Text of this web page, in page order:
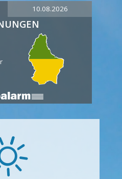
10.08.2026